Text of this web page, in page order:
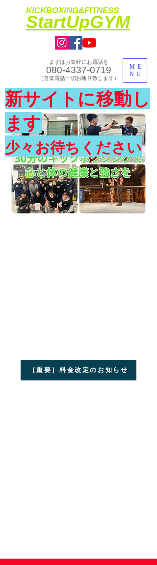
KICKBOXING&FITNESS
​StartUpGYM
ME
NU
まずはお気軽にお電話を
080-4337-0719
​（営業電話一切お断り致します）
​体験入会実施中
新サイトに移動し
ます
少々お待ちください
［重要］料金改定のお知らせ